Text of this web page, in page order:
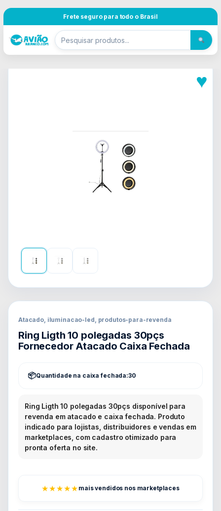
Frete seguro para todo o Brasil
♥
Atacado, iluminacao-led, produtos-para-revenda
Ring Ligth 10 polegadas 30pçs
Fornecedor Atacado Caixa Fechada
Quantidade na caixa fechada:30
Ring Ligth 10 polegadas 30pçs disponível para
revenda em atacado e caixa fechada. Produto
indicado para lojistas, distribuidores e vendas em
marketplaces, com cadastro otimizado para
pronta oferta no site.
★★★★★ mais vendidos nos marketplaces